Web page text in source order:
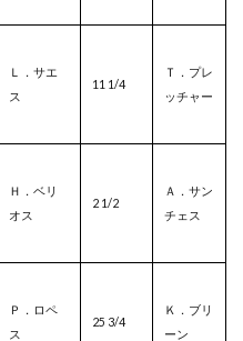
Ｌ．サエ
ス
11 1/4
Ｔ．プレ
ッチャー
Ｈ．ベリ
オス
2 1/2
Ａ．サン
チェス
Ｐ．ロペ
ス
25 3/4
Ｋ．ブリ
ーン